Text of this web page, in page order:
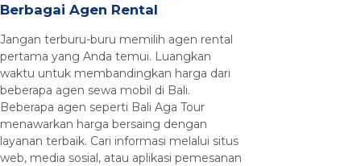
Berbagai Agen Rental
Jangan terburu-buru memilih agen rental
pertama yang Anda temui. Luangkan
waktu untuk membandingkan harga dari
beberapa agen sewa mobil di Bali.
Beberapa agen seperti Bali Aga Tour
menawarkan harga bersaing dengan
layanan terbaik. Cari informasi melalui situs
web, media sosial, atau aplikasi pemesanan